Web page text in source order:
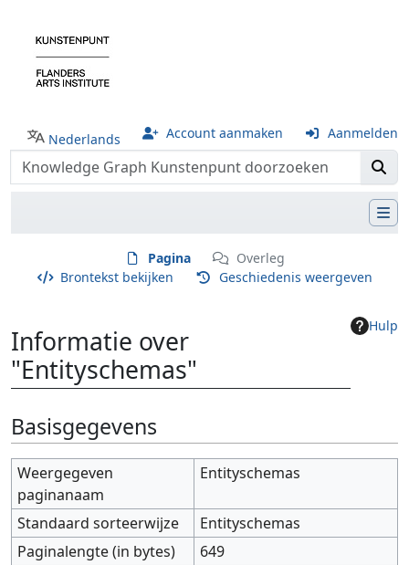
Nederlands Account aanmaken Aanmelden
Pagina
Overleg
Brontekst bekijken
Geschiedenis weergeven
Hulp
Informatie over
"Entityschemas"
Ga naar:
Basisgegevens
Weergegeven
paginanaam
Entityschemas
Standaard sorteerwijze
Entityschemas
Paginalengte (in bytes)
649